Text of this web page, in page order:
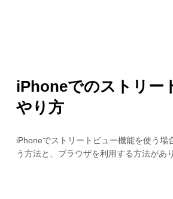
iPhoneでのストリー
やり方
iPhoneでストリートビュー機能を使う場
う方法と、ブラウザを利用する方法があ